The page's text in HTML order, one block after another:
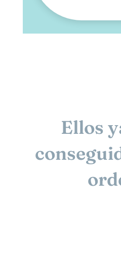
Ellos